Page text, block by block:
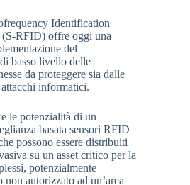
Identification
(S-RFID) offre oggi una
del
basso livello delle
da proteggere sia dalle
informatici.
le potenzialità di un
basata sensori RFID
possono essere distribuiti
su un asset critico per la
potenzialmente
non autorizzato ad un’area